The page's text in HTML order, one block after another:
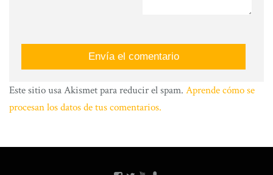
Este sitio usa Akismet para reducir el spam. Aprende cómo se
procesan los datos de tus comentarios.